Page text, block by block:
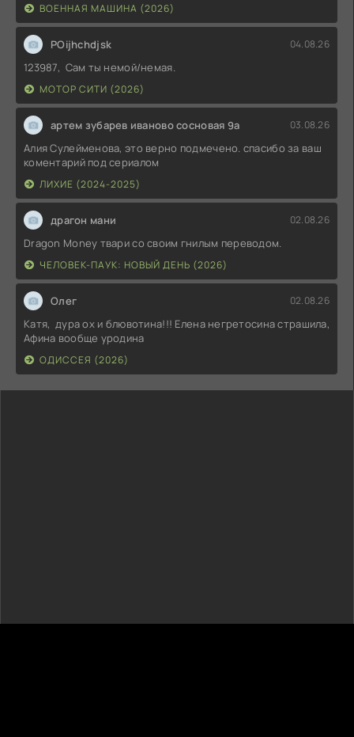
ВОЕННАЯ МАШИНА (2026)
POijhchdjsk 04.08.26
123987, Сам ты немой/немая.
МОТОР СИТИ (2026)
артем зубарев иваново сосновая 9а 03.08.26
Алия Сулейменова, это верно подмечено. спасибо за ваш
коментарий под сериалом
ЛИХИЕ (2024-2025)
драгон мани 02.08.26
Dragon Money твари со своим гнилым переводом.
ЧЕЛОВЕК-ПАУК: НОВЫЙ ДЕНЬ (2026)
Олег 02.08.26
Катя, дура ох и блювотина!!! Елена негретосина страшила,
Афина вообще уродина
ОДИССЕЯ (2026)